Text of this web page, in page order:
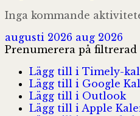
Inga kommande
augusti 2026 aug 2026
Prenumerera på filtrerad
Lägg till i Timely-
Lägg till i Google
Lägg till i Outlook
Lägg till i Apple